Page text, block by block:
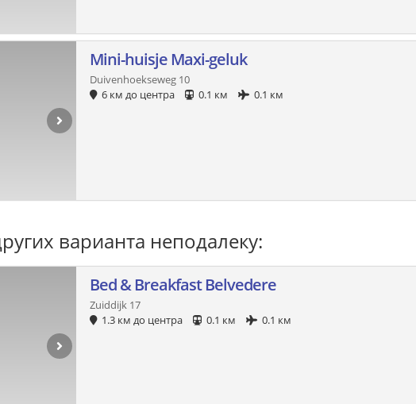
Mini-huisje Maxi-geluk
Duivenhoekseweg 10
6 км до центра
0.1 км 0.1 км
варианта неподалеку:
Bed & Breakfast Belvedere
Zuiddijk 17
1.3 км до центра
0.1 км 0.1 км